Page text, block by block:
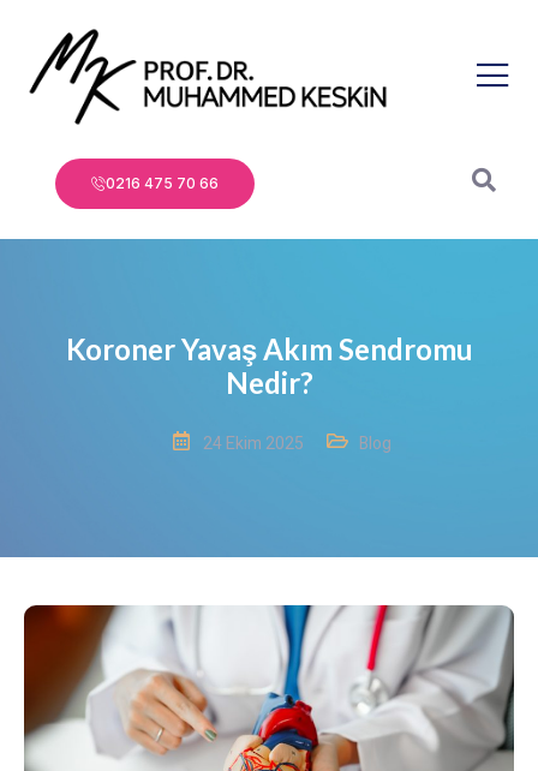
0216 475 70 66
Koroner Yavaş Akım Sendromu
Nedir?
24 Ekim 2025 Blog